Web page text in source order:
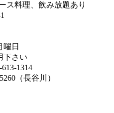
ス料理、飲み放題あり
曜日
さい
1314
谷川）